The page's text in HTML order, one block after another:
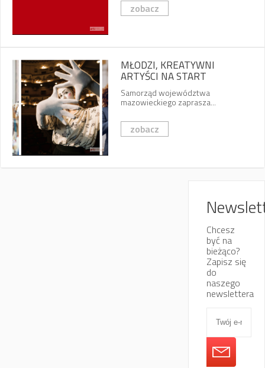
zobacz
MŁODZI, KREATYWNI
ARTYŚCI NA START
Samorząd województwa
mazowieckiego zaprasza...
zobacz
Chcesz
być na
bieżąco?
Zapisz się
do
naszego
newslettera